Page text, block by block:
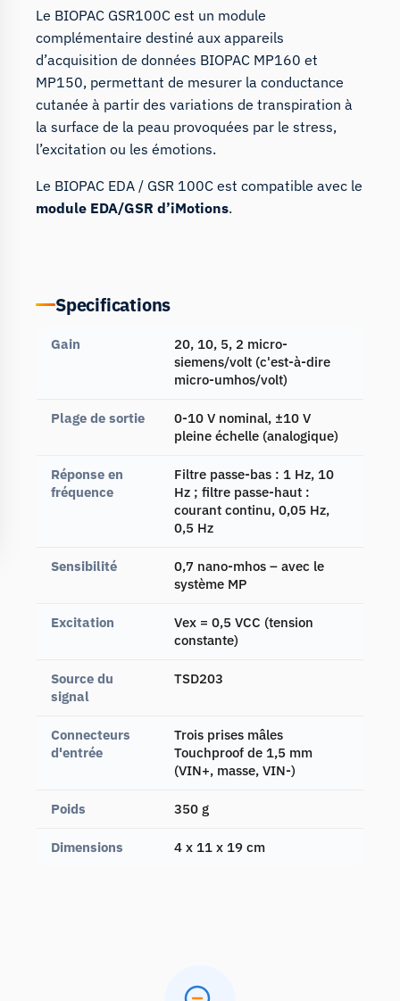
Le BIOPAC GSR100C est un module
complémentaire destiné aux appareils
d’acquisition de données BIOPAC MP160 et
MP150, permettant de mesurer la conductance
cutanée à partir des variations de transpiration à
la surface de la peau provoquées par le stress,
l’excitation ou les émotions.
Le BIOPAC EDA / GSR 100C est compatible avec le
module EDA/GSR d’iMotions.
Specifications
Gain
20, 10, 5, 2 micro-
siemens/volt (c'est-à-dire
micro-umhos/volt)
Plage de sortie
0-10 V nominal, ±10 V
pleine échelle (analogique)
Réponse en
fréquence
Filtre passe-bas : 1 Hz, 10
Hz ; filtre passe-haut :
courant continu, 0,05 Hz,
0,5 Hz
Sensibilité
0,7 nano-mhos – avec le
système MP
Excitation
Vex = 0,5 VCC (tension
constante)
Source du
signal
TSD203
Connecteurs
d'entrée
Trois prises mâles
Touchproof de 1,5 mm
(VIN+, masse, VIN-)
Poids 350 g
Dimensions 4 x 11 x 19 cm